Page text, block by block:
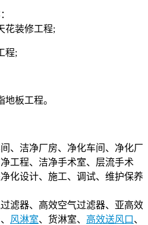
花装修工程;
程;
板工程。
、洁净厂房、净化车间、净化厂
工程、洁净手术室、层流手术
化设计、施工、调试、维护保养
滤器、高效空气过滤器、亚高效
风淋室、货淋室、 高效送风口 、